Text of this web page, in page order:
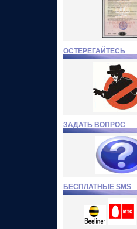
ОСТЕРЕГАЙТЕСЬ
ЗАДАТЬ ВОПРОС
БЕСПЛАТНЫЕ SMS